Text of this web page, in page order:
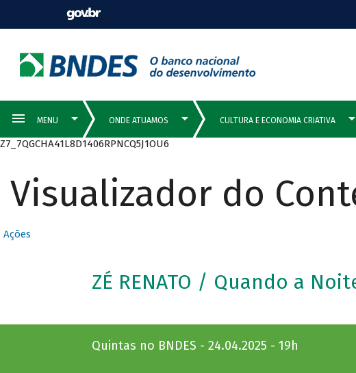
Z7_7QGCHA41L8D1406RPNCQ5J1OU6
Visualizador do
Ações
ZÉ RENATO / Quando a
Quintas no BNDES - 24.04.2025 - 19h